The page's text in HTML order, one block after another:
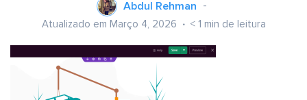
Abdul Rehman
Atualizado em Março 4, 2026 < 1 min de leitura